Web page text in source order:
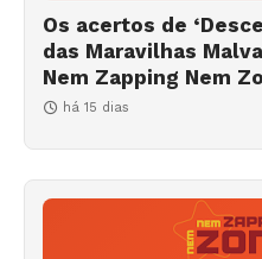
Os acertos de
das Maravilhas
Nem Zapping Nem
há 15 dias